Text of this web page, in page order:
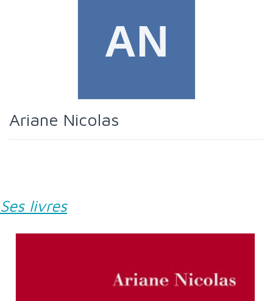
Ariane Nicolas
Ses livres